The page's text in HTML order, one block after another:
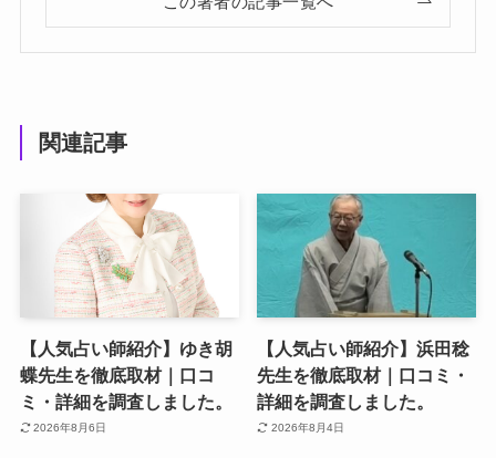
関連記事
【人気占い師紹介】ゆき胡
蝶先生を徹底取材｜口コ
ミ・詳細を調査しました。
2026年8月6日
【人気占い師紹介】浜田稔
先生を徹底取材｜口コミ・
詳細を調査しました。
2026年8月4日